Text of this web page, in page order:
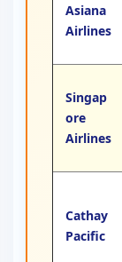
Asiana
Airlines
Singap
ore
Airlines
Cathay
Pacific